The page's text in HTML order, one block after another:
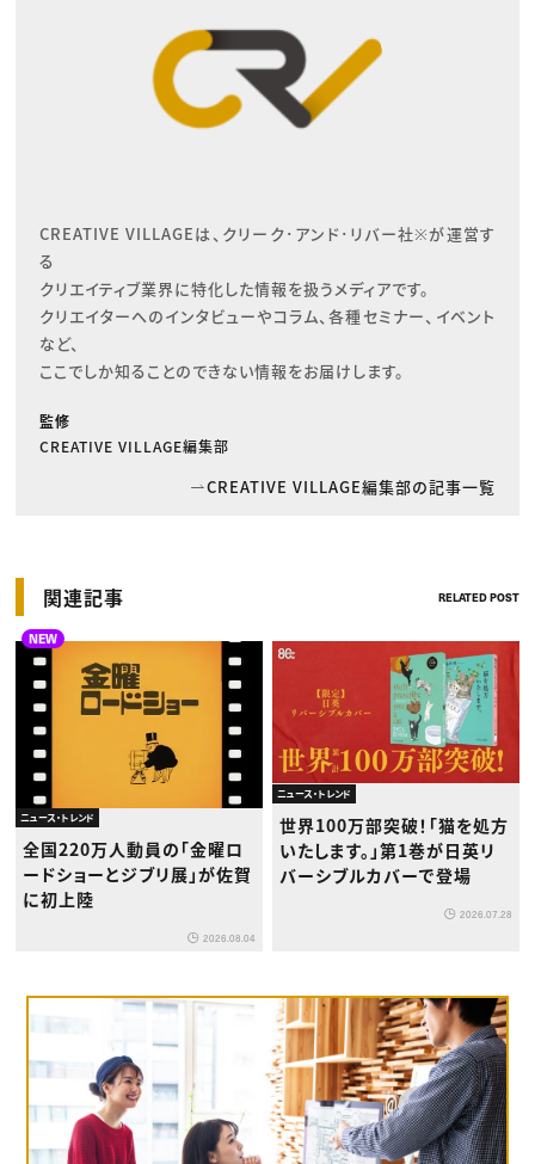
CREATIVE VILLAGEは、クリーク･アンド･リバー社※が運営す
る
クリエイティブ業界に特化した情報を扱うメディアです。
クリエイターへのインタビューやコラム、各種セミナー、イベント
など、
ここでしか知ることのできない情報をお届けします。
監修
CREATIVE VILLAGE編集部
CREATIVE VILLAGE編集部の記事一覧
関連記事 RELATED POST
NEW
ニュース・トレンド
全国220万人動員の「金曜ロ
ードショーとジブリ展」が佐賀
に初上陸
2026.08.04
ニュース・トレンド
世界100万部突破！「猫を処方
いたします。」第1巻が日英リ
バーシブルカバーで登場
2026.07.28